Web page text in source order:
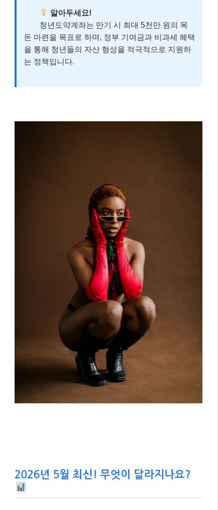
알아두세요!
청년도약계좌는 만기 시 최대 5천만 원의 목
돈 마련을 목표로 하며, 정부 기여금과 비과세 혜택
을 통해 청년들의 자산 형성을 적극적으로 지원하
는 정책입니다.
2026년 5월 최신! 무엇이 달라지나요?